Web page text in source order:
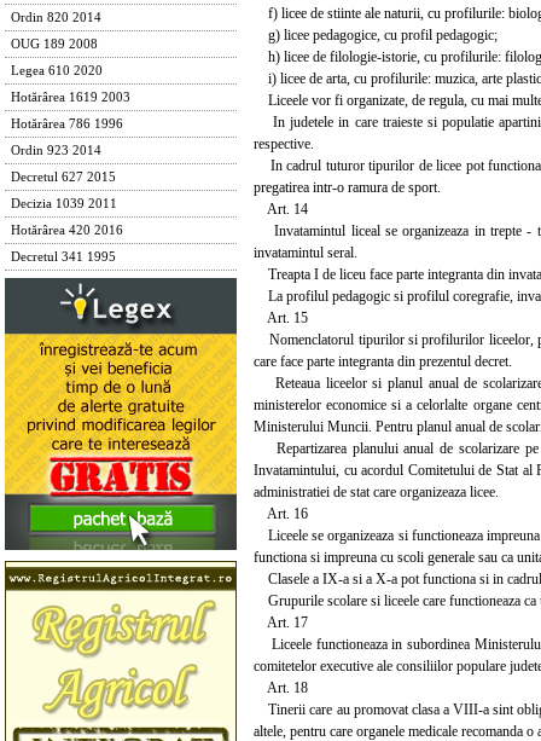
Ordin 820 2014
OUG 189 2008
Legea 610 2020
Hotărârea 1619 2003
Hotărârea 786 1996
Ordin 923 2014
Decretul 627 2015
Decizia 1039 2011
Hotărârea 420 2016
Decretul 341 1995
f) licee de stiinte ale naturii, cu profilurile:
g) licee pedagogice, cu profil pedagogic;
h) licee de filologie-istorie, cu profilurile:
i) licee de arta, cu profilurile: muzica, arte
Liceele vor fi organizate, de regula, cu mai
In judetele in care traieste si populatie
respective.
In cadrul tuturor tipurilor de licee pot functiona
pregatirea intr-o ramura de sport.
Art. 14
Invatamintul liceal se organizeaza in trepte
invatamintul seral.
Treapta I de liceu face parte integranta din
La profilul pedagogic si profilul coregrafie,
Art. 15
Nomenclatorul tipurilor si profilurilor liceelor,
care face parte integranta din prezentul decret.
Reteaua liceelor si planul anual de
ministerelor economice si a celorlalte organe
Ministerului Muncii. Pentru planul anual de
Repartizarea planului anual de scolarizare
Invatamintului, cu acordul Comitetului de Stat al
administratiei de stat care organizeaza licee.
Art. 16
Liceele se organizeaza si functioneaza
functiona si impreuna cu scoli generale sau ca
Clasele a IX-a si a X-a pot functiona si in
Grupurile scolare si liceele care functioneaza
Art. 17
Liceele functioneaza in subordinea
comitetelor executive ale consiliilor populare
Art. 18
Tinerii care au promovat clasa a VIII-a sint
altele, pentru care organele medicale recomanda o